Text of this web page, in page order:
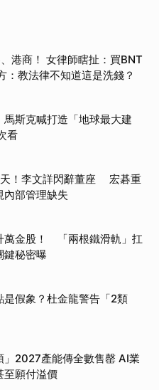
港商！ 女律師瞎扯：買BNT
：教法律不知道這是洗錢？
馬斯克喊打造「地球最大建
看
！李文詳閃辭董座 宏碁重
內部管理缺失
萬金股！ 「兩根鐵滑軌」扛
鍵秘密曝
是假象？杜金龍警告「2類
」2027產能傳全數售罄 AI業
至願付溢價